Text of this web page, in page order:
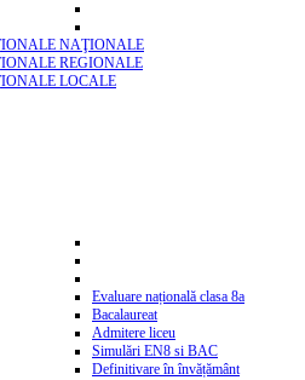
NAŢIONALE
REGIONALE
LOCALE
Evaluare națională clasa 8a
Bacalaureat
Admitere liceu
Simulări EN8 si BAC
Definitivare în învățământ